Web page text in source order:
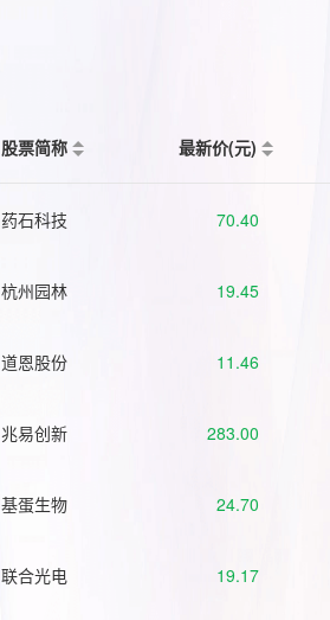
股票简称 最新价(元)
药石科技 70.40
杭州园林 19.45
道恩股份 11.46
兆易创新 283.00
基蛋生物 24.70
联合光电 19.17